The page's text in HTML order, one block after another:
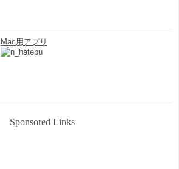
Mac用アプリ
Sponsored Links